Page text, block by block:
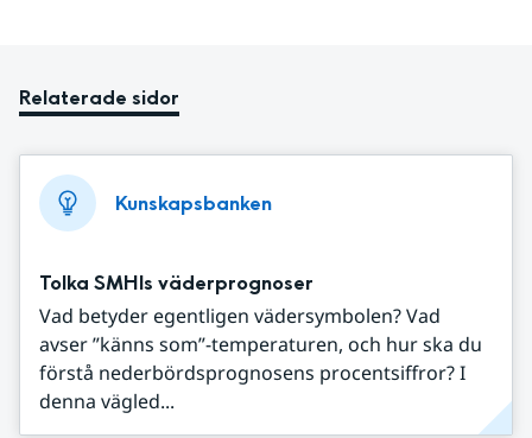
Relaterade sidor
Kunskapsbanken
Tolka SMHIs väderprognoser
Vad betyder egentligen vädersymbolen? Vad
avser ”känns som”-temperaturen, och hur ska du
förstå nederbördsprognosens procentsiffror? I
denna vägled...